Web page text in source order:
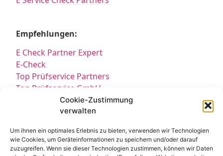
Cookie-Zustimmung
verwalten
Um ihnen ein optimales Erlebnis zu bieten, verwenden wir Technologien
wie Cookies, um Geräteinformationen zu speichern und/oder darauf
zuzugreifen. Wenn sie dieser Technologien zustimmen, können wir Daten
Empfehlungen:
E Check Partner Expert
E-Check
Top Prüfservice Partners
Top Prüfservice GmbH
Prüfung DGUV3 GmbH
Sicherheitsprüfungen Partners
Prüfung E-Check Expert
Prüfung elektrischer Anlagen